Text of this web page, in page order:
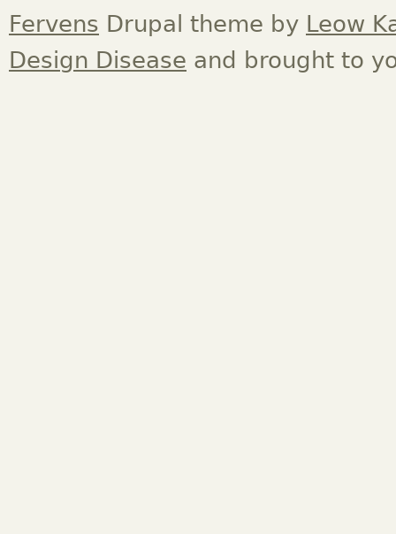
Fervens Drupal theme by Leow
Design Disease and brought to